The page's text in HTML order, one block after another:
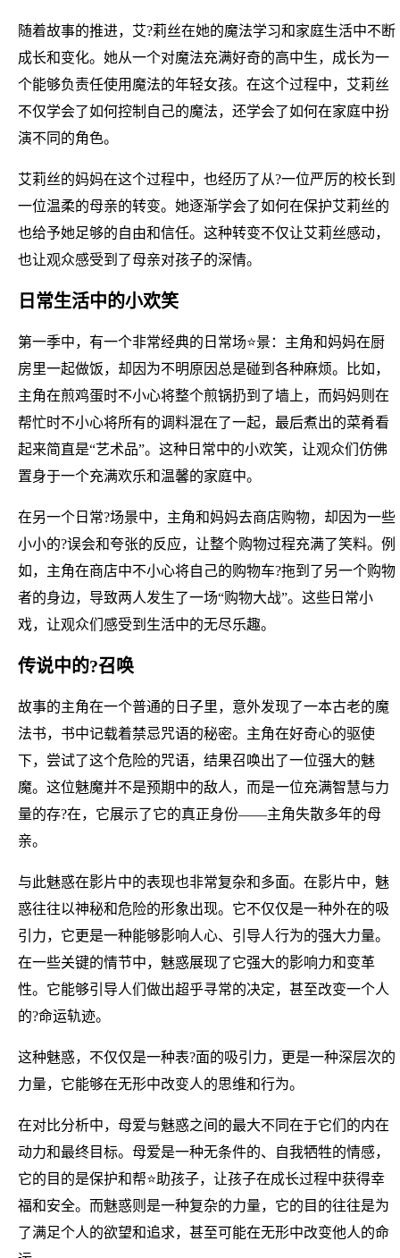
随着故事的推进，艾?莉丝在她的魔法学习和家庭生活中不断
成长和变化。她从一个对魔法充满好奇的高中生，成长为一
个能够负责任使用魔法的年轻女孩。在这个过程中，艾莉丝
不仅学会了如何控制自己的魔法，还学会了如何在家庭中扮
演不同的角色。
艾莉丝的妈妈在这个过程中，也经历了从?一位严厉的校长到
一位温柔的母亲的转变。她逐渐学会了如何在保护艾莉丝的
也给予她足够的自由和信任。这种转变不仅让艾莉丝感动，
也让观众感受到了母亲对孩子的深情。
日常生活中的小欢笑
第一季中，有一个非常经典的日常场⭐景：主角和妈妈在厨
房里一起做饭，却因为不明原因总是碰到各种麻烦。比如，
主角在煎鸡蛋时不小心将整个煎锅扔到了墙上，而妈妈则在
帮忙时不小心将所有的调料混在了一起，最后煮出的菜肴看
起来简直是“艺术品”。这种日常中的小欢笑，让观众们仿佛
置身于一个充满欢乐和温馨的家庭中。
在另一个日常?场景中，主角和妈妈去商店购物，却因为一些
小小的?误会和夸张的反应，让整个购物过程充满了笑料。例
如，主角在商店中不小心将自己的购物车?拖到了另一个购物
者的身边，导致两人发生了一场“购物大战”。这些日常小
戏，让观众们感受到生活中的无尽乐趣。
传说中的?召唤
故事的主角在一个普通的日子里，意外发现了一本古老的魔
法书，书中记载着禁忌咒语的秘密。主角在好奇心的驱使
下，尝试了这个危险的咒语，结果召唤出了一位强大的魅
魔。这位魅魔并不是预期中的敌人，而是一位充满智慧与力
量的存?在，它展示了它的真正身份——主角失散多年的母
亲。
与此魅惑在影片中的表现也非常复杂和多面。在影片中，魅
惑往往以神秘和危险的形象出现。它不仅仅是一种外在的吸
引力，它更是一种能够影响人心、引导人行为的强大力量。
在一些关键的情节中，魅惑展现了它强大的影响力和变革
性。它能够引导人们做出超乎寻常的决定，甚至改变一个人
的?命运轨迹。
这种魅惑，不仅仅是一种表?面的吸引力，更是一种深层次的
力量，它能够在无形中改变人的思维和行为。
在对比分析中，母爱与魅惑之间的最大不同在于它们的内在
动力和最终目标。母爱是一种无条件的、自我牺牲的情感，
它的目的是保护和帮⭐助孩子，让孩子在成长过程中获得幸
福和安全。而魅惑则是一种复杂的力量，它的目的往往是为
了满足个人的欲望和追求，甚至可能在无形中改变他人的命